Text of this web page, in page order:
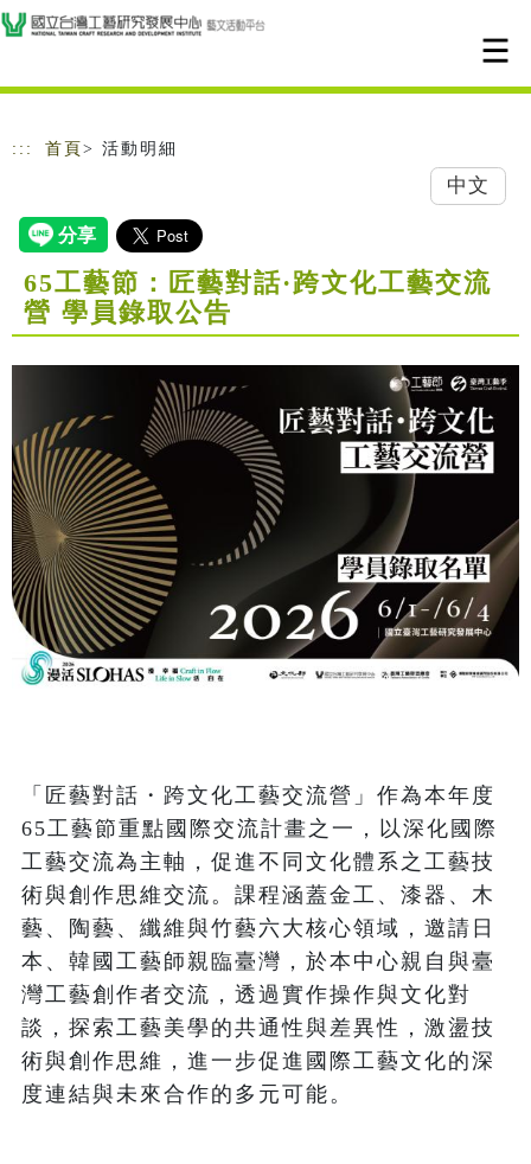
跳到主要內容
網站導覽
::: 首頁 > 活動明細
中文
65工藝節：匠藝對話·跨文化工藝交流
營 學員錄取公告
「匠藝對話・跨文化工藝交流營」作為本年度
65工藝節重點國際交流計畫之一，以深化國際
工藝交流為主軸，促進不同文化體系之工藝技
術與創作思維交流。課程涵蓋金工、漆器、木
藝、陶藝、纖維與竹藝六大核心領域，邀請日
本、韓國工藝師親臨臺灣，於本中心親自與臺
灣工藝創作者交流，透過實作操作與文化對
談，探索工藝美學的共通性與差異性，激盪技
術與創作思維，進一步促進國際工藝文化的深
度連結與未來合作的多元可能。